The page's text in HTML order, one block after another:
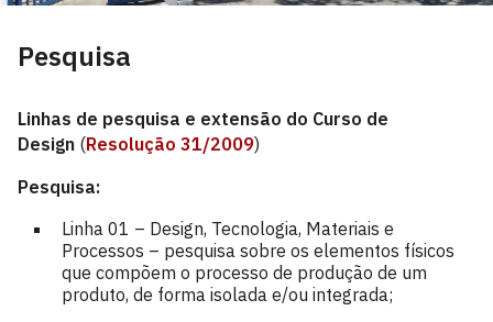
Pesquisa
Linhas de pesquisa e extensão do Curso de
Design (Resolução 31/2009)
Pesquisa:
Linha 01 – Design, Tecnologia, Materiais e
Processos – pesquisa sobre os elementos físicos
que compõem o processo de produção de um
produto, de forma isolada e/ou integrada;